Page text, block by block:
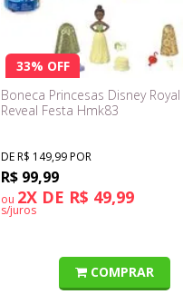
33% OFF
Boneca Princesas Disney
Reveal Festa Hmk83
DE R$ 149,99 POR
R$ 99,99
ou 2X DE R$ 49,99
s/juros
COMPRAR